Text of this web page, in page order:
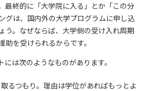
最終的に「大学院に入る」とか「この分
グは、国内外の大学プログラムに申し込
う。なぜならば、大学側の受け入れ周期
助を受けられるからです。
は次のようなものがあります。
るつもり。理由は学位があればもっとよ